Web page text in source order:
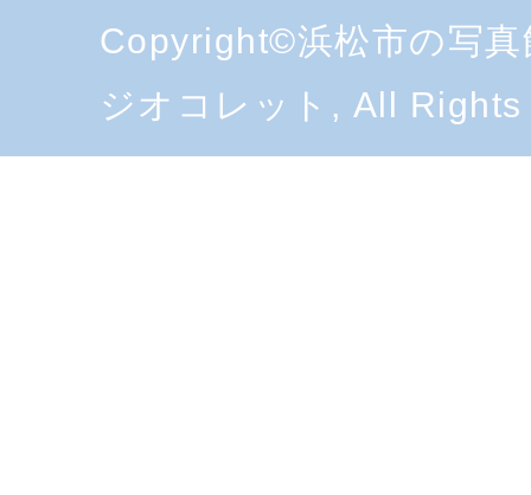
Copyright©浜松市の写
ジオコレット, All